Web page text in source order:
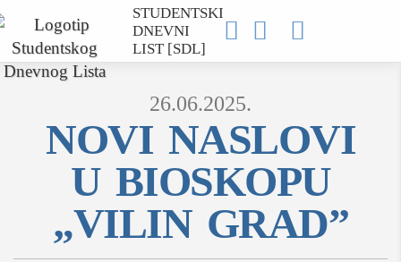
STUDENTSKI
DNEVNI
LIST [SDL]
  
MOJ SDL
prijava
26.06.2025.
NOVI NASLOVI
U BIOSKOPU
„VILIN GRAD”